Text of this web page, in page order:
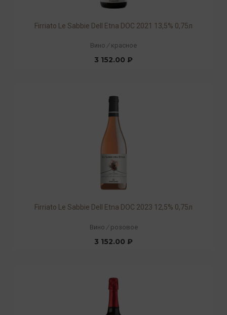
Firriato Le Sabbie Dell Etna DOC 2021 13,5% 0,75л
Вино / красное
3 152.00 ₽
Firriato Le Sabbie Dell Etna DOC 2023 12,5% 0,75л
Вино / розовое
3 152.00 ₽